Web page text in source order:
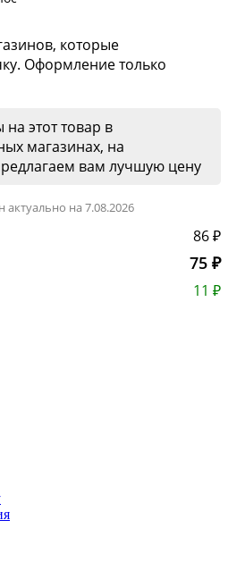
которые
Оформление только
этот товар в
магазинах, на
вам лучшую цену
актуально на 7.08.2026
86 ₽
75 ₽
11 ₽